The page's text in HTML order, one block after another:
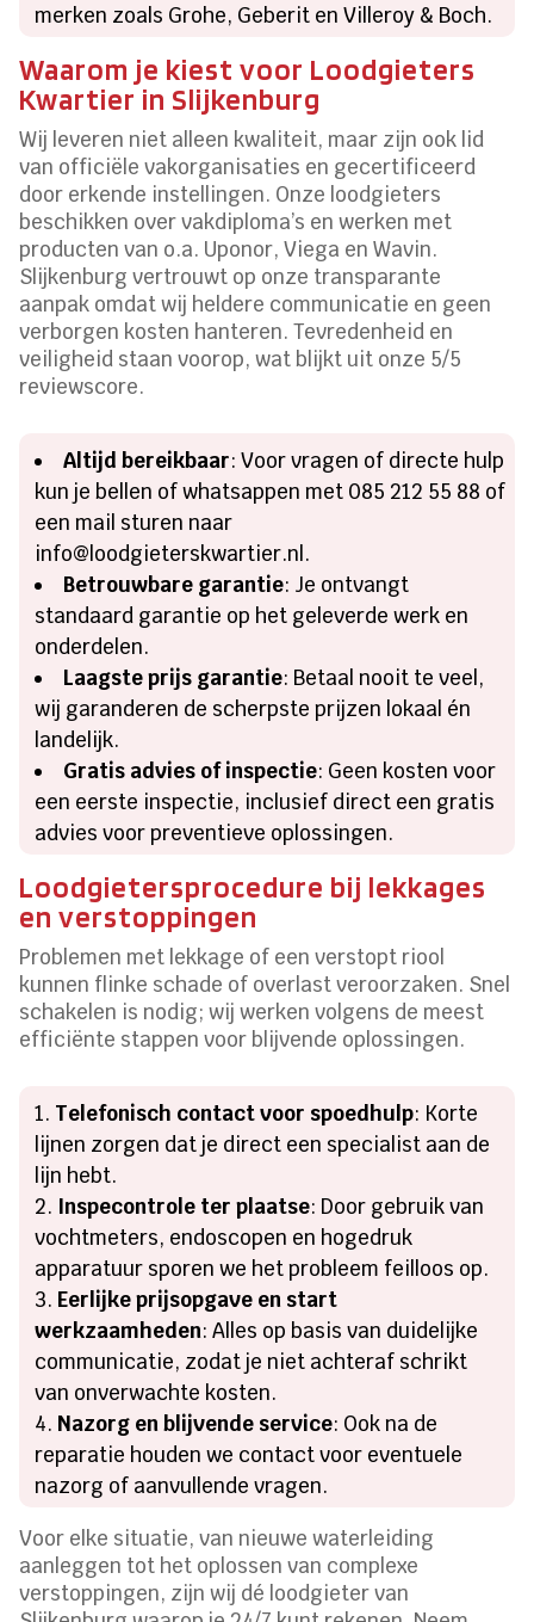
merken zoals Grohe, Geberit en Villeroy & Boch.
Waarom je kiest voor Loodgieters
Kwartier in Slijkenburg
Wij leveren niet alleen kwaliteit, maar zijn ook lid
van officiële vakorganisaties en gecertificeerd
door erkende instellingen. Onze loodgieters
beschikken over vakdiploma’s en werken met
producten van o.a. Uponor, Viega en Wavin.
Slijkenburg vertrouwt op onze transparante
aanpak omdat wij heldere communicatie en geen
verborgen kosten hanteren. Tevredenheid en
veiligheid staan voorop, wat blijkt uit onze 5/5
reviewscore.
Altijd bereikbaar: Voor vragen of directe hulp
kun je bellen of whatsappen met 085 212 55 88 of
een mail sturen naar
info@loodgieterskwartier.nl.
Betrouwbare garantie: Je ontvangt
standaard garantie op het geleverde werk en
onderdelen.
Laagste prijs garantie: Betaal nooit te veel,
wij garanderen de scherpste prijzen lokaal én
landelijk.
Gratis advies of inspectie: Geen kosten voor
een eerste inspectie, inclusief direct een gratis
advies voor preventieve oplossingen.
Loodgietersprocedure bij lekkages
en verstoppingen
Problemen met lekkage of een verstopt riool
kunnen flinke schade of overlast veroorzaken. Snel
schakelen is nodig; wij werken volgens de meest
efficiënte stappen voor blijvende oplossingen.
Telefonisch contact voor spoedhulp: Korte
lijnen zorgen dat je direct een specialist aan de
lijn hebt.
Inspecontrole ter plaatse: Door gebruik van
vochtmeters, endoscopen en hogedruk
apparatuur sporen we het probleem feilloos op.
Eerlijke prijsopgave en start
werkzaamheden: Alles op basis van duidelijke
communicatie, zodat je niet achteraf schrikt
van onverwachte kosten.
Nazorg en blijvende service: Ook na de
reparatie houden we contact voor eventuele
nazorg of aanvullende vragen.
Voor elke situatie, van nieuwe waterleiding
aanleggen tot het oplossen van complexe
verstoppingen, zijn wij dé loodgieter van